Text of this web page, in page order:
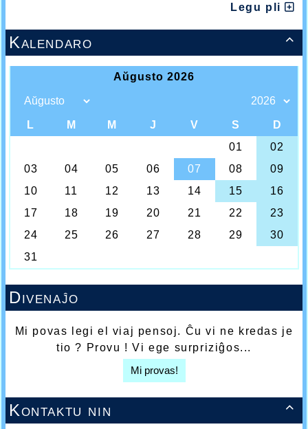
Legu pli

Kalendaro
Divenaĵo
Mi povas legi el viaj pensoj. Ĉu vi ne kredas je
tio ? Provu ! Vi ege surpriziĝos...
Mi provas!

Kontaktu nin